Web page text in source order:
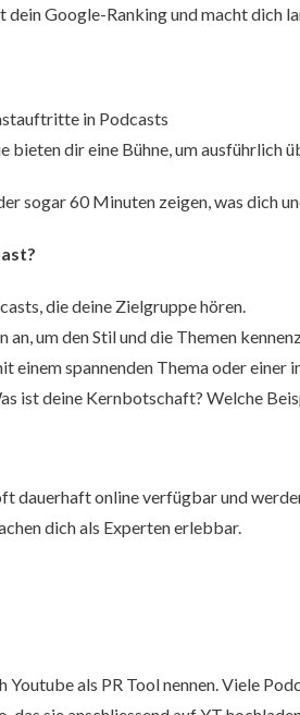
dein Google-Ranking und macht dich
in Podcasts
bieten dir eine Bühne, um ausführlich
sogar 60 Minuten zeigen, was dich
die deine Zielgruppe hören.
an, um den Stil und die Themen
einem spannenden Thema oder einer
ist deine Kernbotschaft? Welche
dauerhaft online verfügbar und
dich als Experten erlebbar.
Youtube als PR Tool nennen. Viele